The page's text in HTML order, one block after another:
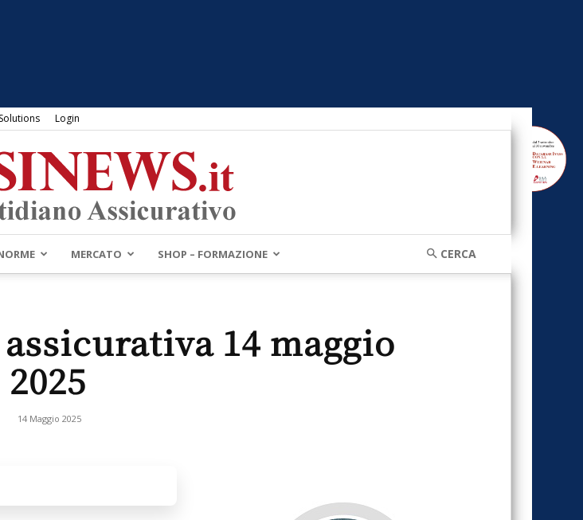
Login
Assinews.it
MERCATO SHOP – FORMAZIONE
14 maggio
2025
14 Maggio 2025